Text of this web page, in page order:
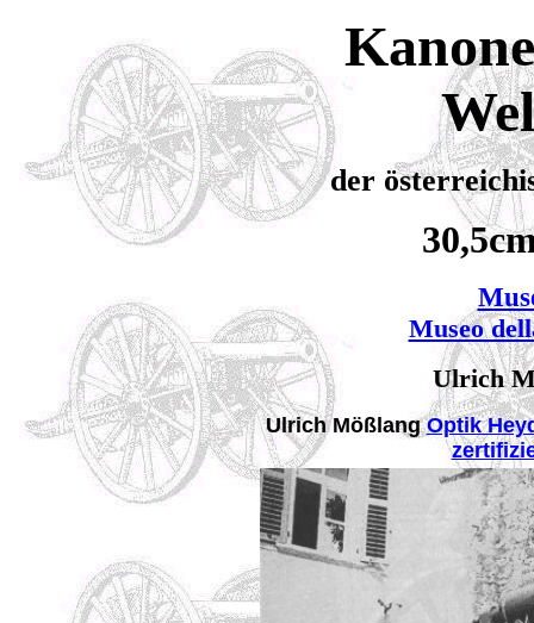
der
Museo
Ulrich
Ulrich MößlangOptik